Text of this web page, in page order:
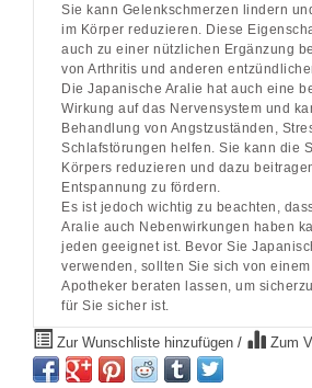
Sie kann Gelenkschmerzen lindern
im Körper reduzieren. Diese
auch zu einer nützlichen Ergänzung
von Arthritis und anderen
Die Japanische Aralie hat auch eine
Wirkung auf das Nervensystem und
Behandlung von Angstzuständen,
Schlafstörungen helfen. Sie kann die
Körpers reduzieren und dazu
Entspannung zu fördern.
Es ist jedoch wichtig zu beachten,
Aralie auch Nebenwirkungen haben
jeden geeignet ist. Bevor Sie
verwenden, sollten Sie sich von einem
Apotheker beraten lassen, um
für Sie sicher ist.
Zur Wunschliste hinzufügen / Zum